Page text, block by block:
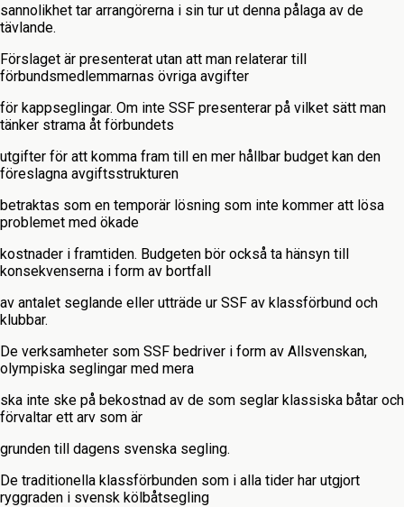
sannolikhet tar arrangörerna i sin tur ut denna pålaga av de
tävlande.
Förslaget är presenterat utan att man relaterar till
förbundsmedlemmarnas övriga avgifter
för kappseglingar. Om inte SSF presenterar på vilket sätt man
tänker strama åt förbundets
utgifter för att komma fram till en mer hållbar budget kan den
föreslagna avgiftsstrukturen
betraktas som en temporär lösning som inte kommer att lösa
problemet med ökade
kostnader i framtiden. Budgeten bör också ta hänsyn till
konsekvenserna i form av bortfall
av antalet seglande eller utträde ur SSF av klassförbund och
klubbar.
De verksamheter som SSF bedriver i form av Allsvenskan,
olympiska seglingar med mera
ska inte ske på bekostnad av de som seglar klassiska båtar och
förvaltar ett arv som är
grunden till dagens svenska segling.
De traditionella klassförbunden som i alla tider har utgjort
ryggraden i svensk kölbåtsegling